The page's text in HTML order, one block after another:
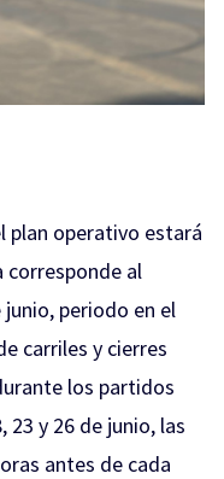
plan operativo estará
corresponde al
periodo en el
carriles y cierres
los partidos
23 y 26 de junio, las
antes de cada